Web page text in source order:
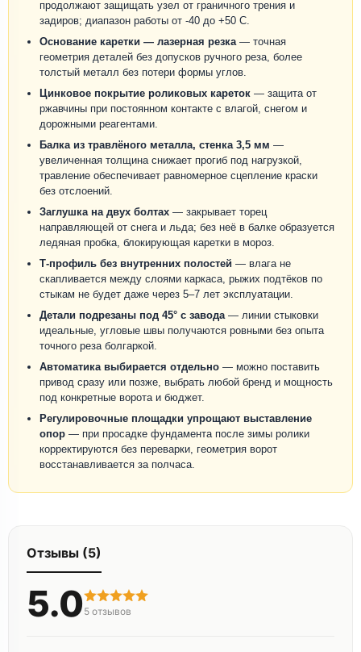
продолжают защищать узел от граничного трения и
задиров; диапазон работы от -40 до +50 С.
Основание каретки — лазерная резка — точная
геометрия деталей без допусков ручного реза, более
толстый металл без потери формы углов.
Цинковое покрытие роликовых кареток — защита от
ржавчины при постоянном контакте с влагой, снегом и
дорожными реагентами.
Балка из травлёного металла, стенка 3,5 мм —
увеличенная толщина снижает прогиб под нагрузкой,
травление обеспечивает равномерное сцепление краски
без отслоений.
Заглушка на двух болтах — закрывает торец
направляющей от снега и льда; без неё в балке образуется
ледяная пробка, блокирующая каретки в мороз.
Т-профиль без внутренних полостей — влага не
скапливается между слоями каркаса, рыжих подтёков по
стыкам не будет даже через 5–7 лет эксплуатации.
Детали подрезаны под 45° с завода — линии стыковки
идеальные, угловые швы получаются ровными без опыта
точного реза болгаркой.
Автоматика выбирается отдельно — можно поставить
привод сразу или позже, выбрать любой бренд и мощность
под конкретные ворота и бюджет.
Регулировочные площадки упрощают выставление
опор — при просадке фундамента после зимы ролики
корректируются без переварки, геометрия ворот
восстанавливается за полчаса.
Отзывы (5)
5.0 5 отзывов